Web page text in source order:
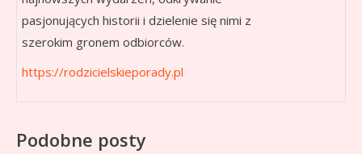
pasjonujących historii i dzielenie się nimi z
szerokim gronem odbiorców.
https://rodzicielskieporady.pl
Podobne posty